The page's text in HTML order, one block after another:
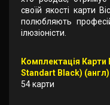
своїй якості карти
полюбляють
ілюзіоністи.
Комплектація
Standart Black)
54 карти